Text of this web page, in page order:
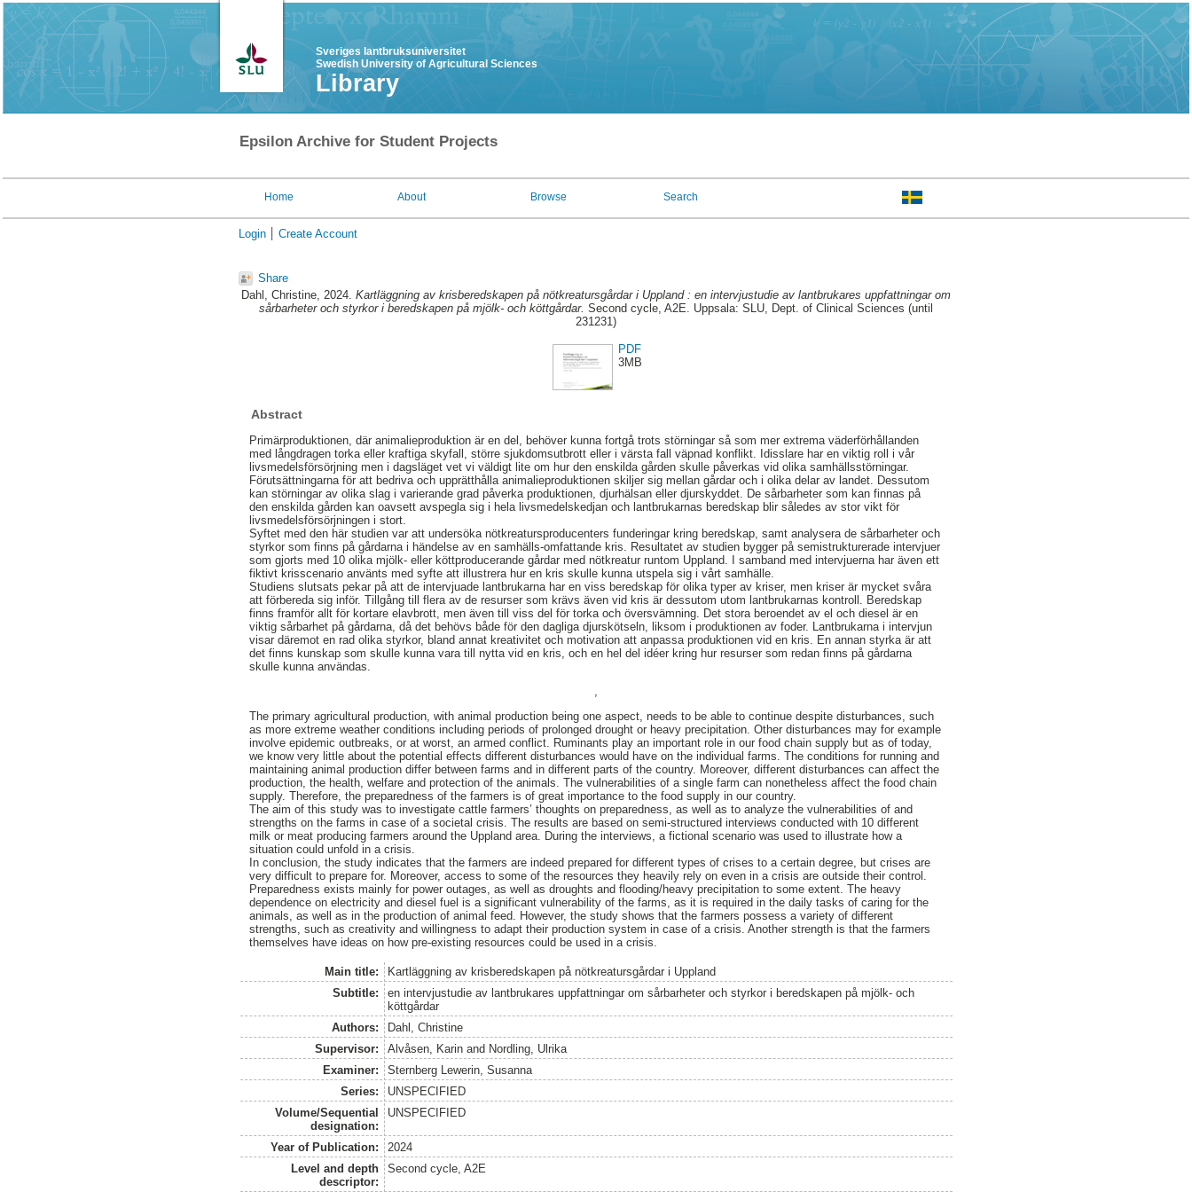
Sveriges lantbruksuniversitet
Swedish University of Agricultural Sciences
Library
Epsilon Archive for Student Projects
Home About Browse Search
Login Create Account
Share
Dahl, Christine, 2024. Kartläggning av krisberedskapen på nötkreatursgårdar i Uppland : en intervjustudie av lantbrukares uppfattningar om
sårbarheter och styrkor i beredskapen på mjölk- och köttgårdar. Second cycle, A2E. Uppsala: SLU, Dept. of Clinical Sciences (until
231231)
PDF
3MB
Abstract
Primärproduktionen, där animalieproduktion är en del, behöver kunna fortgå trots störningar så som mer extrema väderförhållanden
med långdragen torka eller kraftiga skyfall, större sjukdomsutbrott eller i värsta fall väpnad konflikt. Idisslare har en viktig roll i vår
livsmedelsförsörjning men i dagsläget vet vi väldigt lite om hur den enskilda gården skulle påverkas vid olika samhällsstörningar.
Förutsättningarna för att bedriva och upprätthålla animalieproduktionen skiljer sig mellan gårdar och i olika delar av landet. Dessutom
kan störningar av olika slag i varierande grad påverka produktionen, djurhälsan eller djurskyddet. De sårbarheter som kan finnas på
den enskilda gården kan oavsett avspegla sig i hela livsmedelskedjan och lantbrukarnas beredskap blir således av stor vikt för
livsmedelsförsörjningen i stort.
Syftet med den här studien var att undersöka nötkreatursproducenters funderingar kring beredskap, samt analysera de sårbarheter och
styrkor som finns på gårdarna i händelse av en samhälls-omfattande kris. Resultatet av studien bygger på semistrukturerade intervjuer
som gjorts med 10 olika mjölk- eller köttproducerande gårdar med nötkreatur runtom Uppland. I samband med intervjuerna har även ett
fiktivt krisscenario använts med syfte att illustrera hur en kris skulle kunna utspela sig i vårt samhälle.
Studiens slutsats pekar på att de intervjuade lantbrukarna har en viss beredskap för olika typer av kriser, men kriser är mycket svåra
att förbereda sig inför. Tillgång till flera av de resurser som krävs även vid kris är dessutom utom lantbrukarnas kontroll. Beredskap
finns framför allt för kortare elavbrott, men även till viss del för torka och översvämning. Det stora beroendet av el och diesel är en
viktig sårbarhet på gårdarna, då det behövs både för den dagliga djurskötseln, liksom i produktionen av foder. Lantbrukarna i intervjun
visar däremot en rad olika styrkor, bland annat kreativitet och motivation att anpassa produktionen vid en kris. En annan styrka är att
det finns kunskap som skulle kunna vara till nytta vid en kris, och en hel del idéer kring hur resurser som redan finns på gårdarna
skulle kunna användas.
The primary agricultural production, with animal production being one aspect, needs to be able to continue despite disturbances, such
as more extreme weather conditions including periods of prolonged drought or heavy precipitation. Other disturbances may for example
involve epidemic outbreaks, or at worst, an armed conflict. Ruminants play an important role in our food chain supply but as of today,
we know very little about the potential effects different disturbances would have on the individual farms. The conditions for running and
maintaining animal production differ between farms and in different parts of the country. Moreover, different disturbances can affect the
production, the health, welfare and protection of the animals. The vulnerabilities of a single farm can nonetheless affect the food chain
supply. Therefore, the preparedness of the farmers is of great importance to the food supply in our country.
The aim of this study was to investigate cattle farmers’ thoughts on preparedness, as well as to analyze the vulnerabilities of and
strengths on the farms in case of a societal crisis. The results are based on semi-structured interviews conducted with 10 different
milk or meat producing farmers around the Uppland area. During the interviews, a fictional scenario was used to illustrate how a
situation could unfold in a crisis.
In conclusion, the study indicates that the farmers are indeed prepared for different types of crises to a certain degree, but crises are
very difficult to prepare for. Moreover, access to some of the resources they heavily rely on even in a crisis are outside their control.
Preparedness exists mainly for power outages, as well as droughts and flooding/heavy precipitation to some extent. The heavy
dependence on electricity and diesel fuel is a significant vulnerability of the farms, as it is required in the daily tasks of caring for the
animals, as well as in the production of animal feed. However, the study shows that the farmers possess a variety of different
strengths, such as creativity and willingness to adapt their production system in case of a crisis. Another strength is that the farmers
themselves have ideas on how pre-existing resources could be used in a crisis.
Main title:
Kartläggning av krisberedskapen på nötkreatursgårdar i Uppland
Subtitle:
en intervjustudie av lantbrukares uppfattningar om sårbarheter och styrkor i beredskapen på mjölk- och
köttgårdar
Authors:
Dahl, Christine
Supervisor:
Alvåsen, Karinand Nordling, Ulrika
Examiner:
Sternberg Lewerin, Susanna
Series:
UNSPECIFIED
Volume/Sequential
designation:
UNSPECIFIED
Year of Publication:
2024
Level and depth
descriptor:
Second cycle, A2E